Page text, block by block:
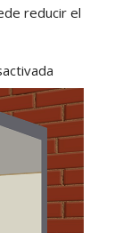
reducir el